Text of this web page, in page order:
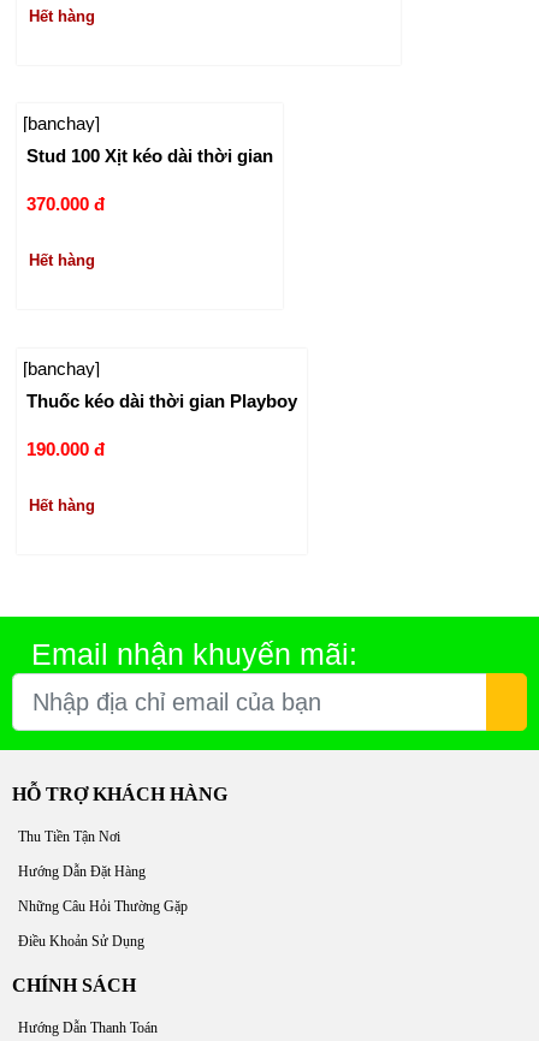
Hết hàng
[banchay]
Stud 100 Xịt kéo dài thời gian
370.000 đ
Hết hàng
[banchay]
Thuốc kéo dài thời gian Playboy
190.000 đ
Hết hàng
Email nhận khuyến mãi:
HỖ TRỢ KHÁCH HÀNG
Thu Tiền Tận Nơi
Hướng Dẫn Đặt Hàng
Những Câu Hỏi Thường Gặp
Điều Khoản Sử Dụng
CHÍNH SÁCH
Hướng Dẫn Thanh Toán